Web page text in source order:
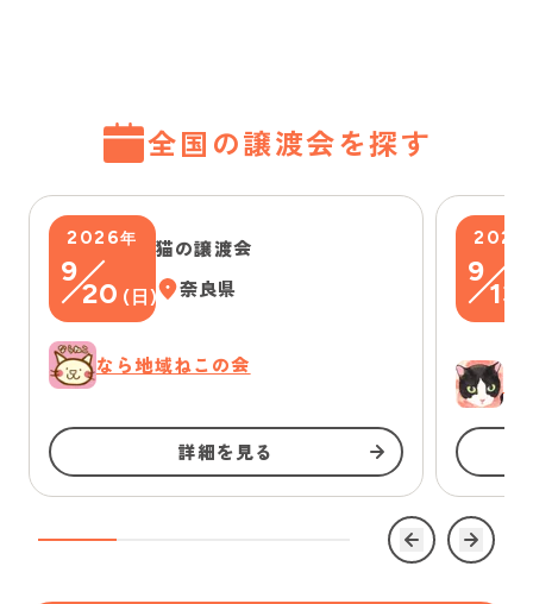
全国の譲渡会を探す
2026年
9
20 ( 日)
猫の譲渡会
奈良県
なら地域ねこの会
詳細を見る
2026
9
13
ゆ